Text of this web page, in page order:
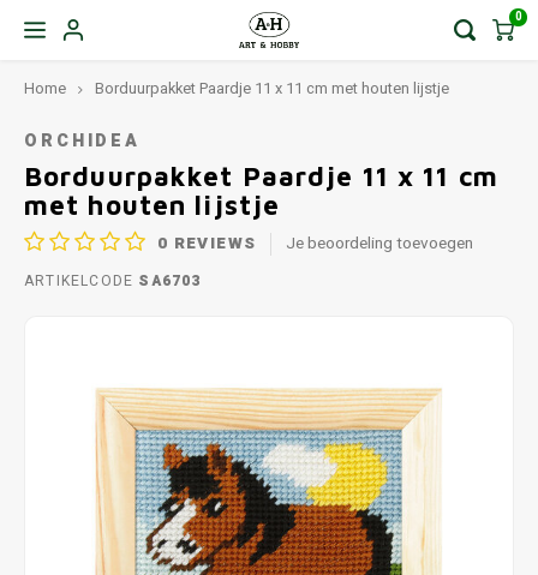
0
Home Borduurpakket Paardje 11 x 11 cm met houten lijstje
ORCHIDEA
Borduurpakket Paardje 11 x 11 cm
met houten lijstje
0 REVIEWS Je beoordeling toevoegen
ARTIKELCODE SA6703